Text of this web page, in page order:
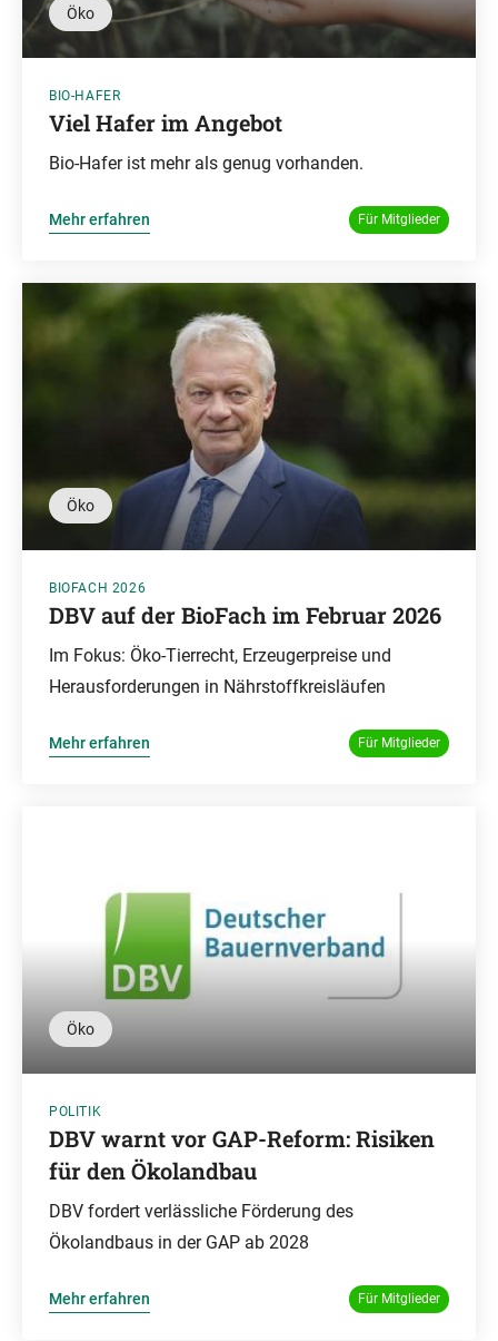
Öko
BIO-HAFER
Viel Hafer im Angebot
Bio-Hafer ist mehr als genug vorhanden.
Mehr erfahren Für Mitglieder
Öko
BIOFACH 2026
DBV auf der BioFach im Februar 2026
Im Fokus: Öko-Tierrecht, Erzeugerpreise und
Herausforderungen in Nährstoffkreisläufen
Mehr erfahren Für Mitglieder
Öko
POLITIK
DBV warnt vor GAP-Reform: Risiken
für den Ökolandbau
DBV fordert verlässliche Förderung des
Ökolandbaus in der GAP ab 2028
Mehr erfahren Für Mitglieder